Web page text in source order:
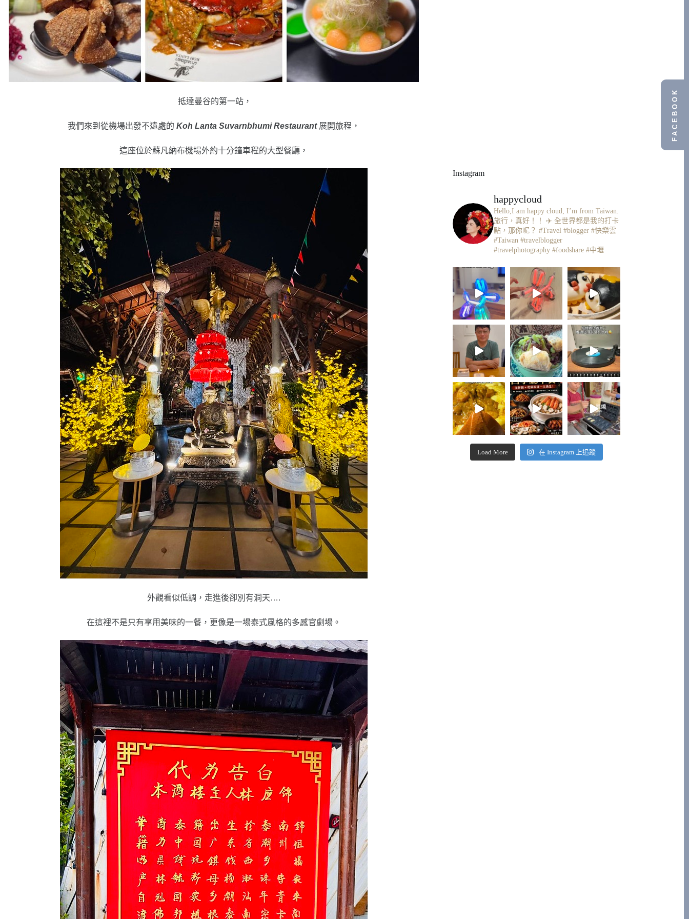
抵達曼谷的第一站，
我們來到從機場出發不遠處的 Koh Lanta Suvarnbhumi Restaurant 展開旅程，
這座位於蘇凡納布機場外約十分鐘車程的大型餐廳，
外觀看似低調，走進後卻別有洞天….
在這裡不是只有享用美味的一餐，更像是一場泰式風格的多感官劇場。
Instagram
happycloud
Hello,I am happy cloud, I’m from Taiwan.
旅行，真好！！ ✈️ 全世界都是我的打卡
點，那你呢？ #Travel #blogger #快樂雲
#Taiwan #travelblogger
#travelphotography #foodshare #中壢
Load More 在 Instagram 上追蹤
FACEBOOK